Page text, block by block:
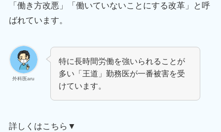
「働き方改悪」「働いていないことにする改革」と呼
ばれています。
外科医aru
特に長時間労働を強いられることが
多い「王道」勤務医が一番被害を受
けています。
詳しくはこちら▼